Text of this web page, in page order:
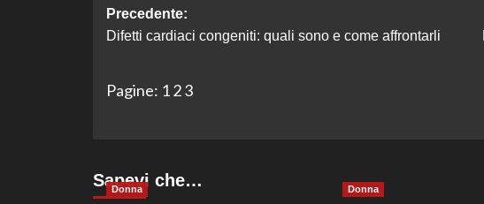
Navigazione
articolo
Precedente:
Difetti cardiaci congeniti: quali sono e come affrontarli
Pagine: 1 2 3
Sapevi che…
Donna Donna